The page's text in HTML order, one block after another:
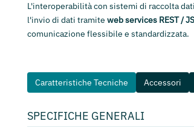
L'interoperabilità con sistemi di raccolta
l'invio di dati tramite web services REST /
comunicazione flessibile e standardizzata.
Caratteristiche Tecniche Accessori
SPECIFICHE GENERALI